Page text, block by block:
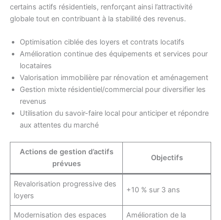
certains actifs résidentiels, renforçant ainsi l’attractivité
globale tout en contribuant à la stabilité des revenus.
Optimisation ciblée des loyers et contrats locatifs
Amélioration continue des équipements et services pour
locataires
Valorisation immobilière par rénovation et aménagement
Gestion mixte résidentiel/commercial pour diversifier les
revenus
Utilisation du savoir-faire local pour anticiper et répondre
aux attentes du marché
Actions de gestion d’actifs
prévues
Objectifs
Revalorisation progressive des
loyers
+10 % sur 3 ans
Modernisation des espaces
Amélioration de la